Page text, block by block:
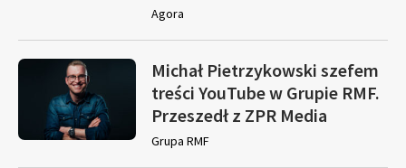
Agora
Michał Pietrzykowski szefem
treści YouTube w Grupie RMF.
Przeszedł z ZPR Media
Grupa RMF